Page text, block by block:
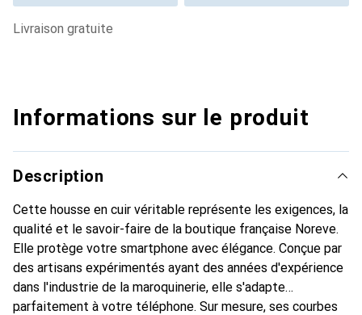
livraison gratuite
Informations sur le produit
Description
Cette housse en cuir véritable représente les exigences, la
qualité et le savoir-faire de la boutique française Noreve.
Elle protège votre smartphone avec élégance. Conçue par
des artisans expérimentés ayant des années d'expérience
dans l'industrie de la maroquinerie, elle s'adapte
parfaitement à votre téléphone. Sur mesure, ses courbes